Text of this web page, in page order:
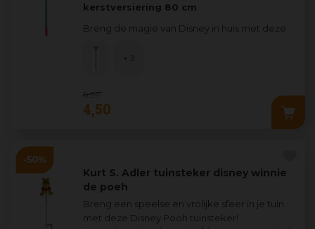
kerstversiering 80 cm
Breng de magie van Disney in huis met deze
8 99
4,50
+ 3
Kurt S. Adler tuinsteker disney winnie
de poeh
Breng een speelse en vrolijke sfeer in je tuin
met deze Disney Pooh tuinsteker!